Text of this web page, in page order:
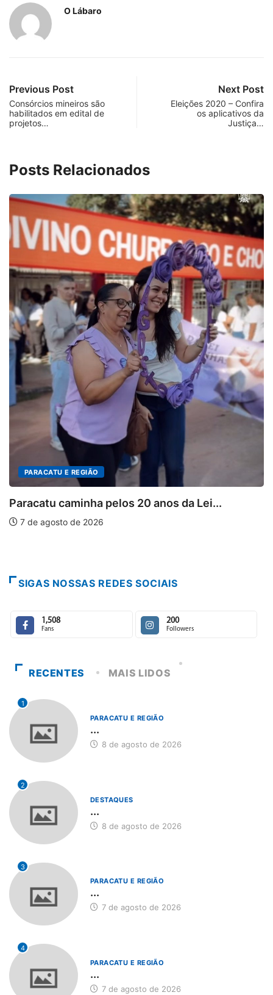
O Lábaro
Previous Post
Consórcios mineiros são
habilitados em edital de
projetos…
Next Post
Eleições 2020 – Confira
os aplicativos da
Justiça…
Posts Relacionados
PARACATU E REGIÃO
caminha pelos 20 anos da Lei...
agosto de 2026
SIGAS NOSSAS REDES SOCIAIS
1,508
Fans
200
Followers
RECENTES MAIS LIDOS
1
PARACATU E REGIÃO
...
8 de agosto de 2026
2
DESTAQUES
...
8 de agosto de 2026
3
PARACATU E REGIÃO
...
7 de agosto de 2026
4
PARACATU E REGIÃO
...
7 de agosto de 2026